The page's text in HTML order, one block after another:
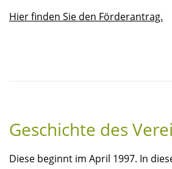
Hier finden Sie den Förderantrag.
Geschichte des
Diese beginnt im April 1997. In